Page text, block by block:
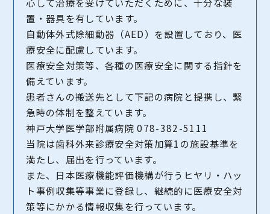
置・器具を有しています。
自動体外式除細動器（AED）を設置しており、医
療安全に配慮しています。
医療安全対策等、各種の医療安全に関する指針を
備えています。
患者さんの搬送先として下記の病院と提携し、緊
急時の体制を整えています。
神戸大学医学部附属病院 078-382-5111
当院は歯科外来診療安全対策加算1の施設基準を
満たし、届出を行っています。
また、日本医療機能評価機構が行うヒヤリ・ハッ
ト事例収集等事業に登録し、継続的に医療安全対
策等にかかる情報収集を行っています。